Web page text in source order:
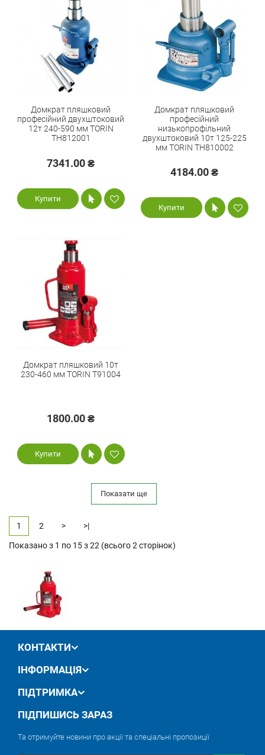
Домкрат пляшковий
професійний двухштоковий
12т 240-590 мм TORIN
TH812001
7341.00 ₴
Купити
Домкрат пляшковий
професійний
низькопрофільний
двухштоковий 10т 125-225
мм TORIN TH810002
4184.00 ₴
Купити
Домкрат пляшковий 10т
230-460 мм TORIN T91004
1800.00 ₴
Купити
Показати ще
1 2 > >|
Показано з 1 по 15 з 22 (всього 2 сторінок)
КОНТАКТИ
ІНФОРМАЦІЯ
ПІДТРИМКА
ПІДПИШИСЬ ЗАРАЗ
Та отримуйте новини про акції та спеціальні пропозиції